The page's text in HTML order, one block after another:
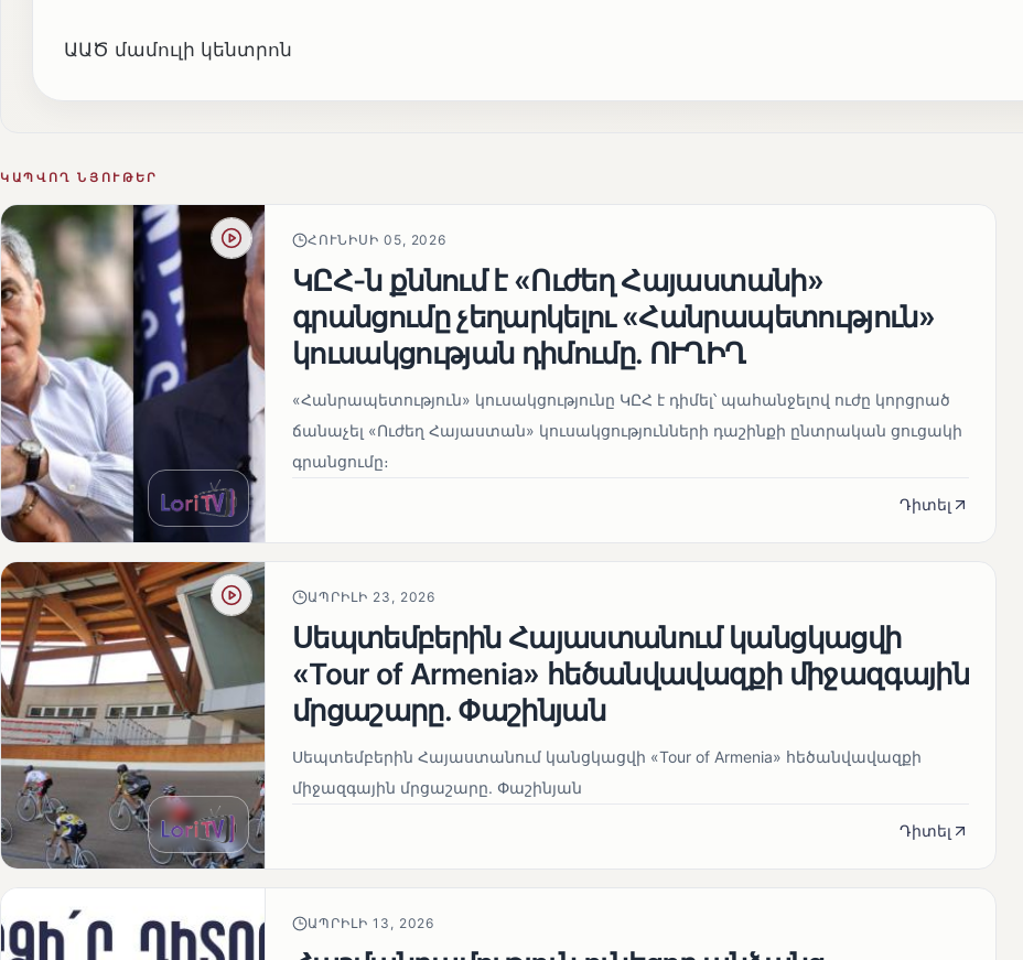
ԱԱԾ մամուլի կենտրոն
ԿԱՊՎՈՂ ՆՅՈՒԹԵՐ
ՀՈՒՆԻՍԻ 05, 2026
ԿԸՀ-ն քննում է «Ուժեղ Հայաստանի»
գրանցումը չեղարկելու «Հանրապետություն»
կուսակցության դիմումը. ՈՒՂԻՂ
«Հանրապետություն» կուսակցությունը ԿԸՀ է դիմել՝ պահանջելով ուժը կորցրած
ճանաչել «Ուժեղ Հայաստան» կուսակցությունների դաշինքի ընտրական ցուցակի
գրանցումը։
Դիտել
ԱՊՐԻԼԻ 23, 2026
Սեպտեմբերին Հայաստանում կանցկացվի
«Tour of Armenia» հեծանվավազքի միջազգային
մրցաշարը. Փաշինյան
Սեպտեմբերին Հայաստանում կանցկացվի «Tour of Armenia» հեծանվավազքի
միջազգային մրցաշարը. Փաշինյան
Դիտել
ԱՊՐԻԼԻ 13, 2026